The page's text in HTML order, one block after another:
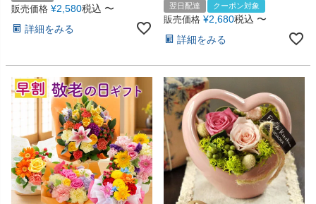
販売価格 ¥2,580税込 〜
詳細をみる
翌日配達 クーポン対象
販売価格 ¥2,680税込 〜
詳細をみる